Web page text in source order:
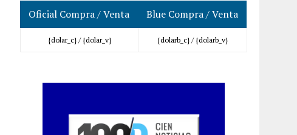
Oficial Compra / Venta
Blue Compra / Venta
{dolar_c} / {dolar_v} {dolarb_c} / {dolarb_v}